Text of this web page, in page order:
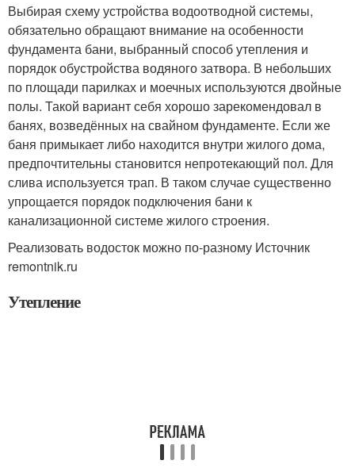
Выбирая схему устройства водоотводной системы,
обязательно обращают внимание на особенности
фундамента бани, выбранный способ утепления и
порядок обустройства водяного затвора. В небольших
по площади парилках и моечных используются двойные
полы. Такой вариант себя хорошо зарекомендовал в
банях, возведённых на свайном фундаменте. Если же
баня примыкает либо находится внутри жилого дома,
предпочтительны становится непротекающий пол. Для
слива используется трап. В таком случае существенно
упрощается порядок подключения бани к
канализационной системе жилого строения.
Реализовать водосток можно по-разному Источник
remontnik.ru
Утепление